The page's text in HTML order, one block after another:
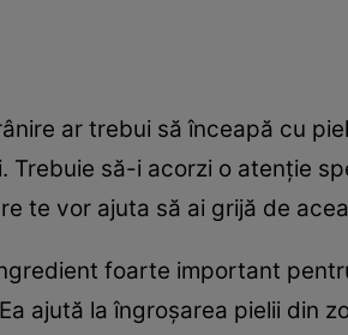
ar trebui să înceapă cu
Trebuie să-i acorzi o atenţie
te vor ajuta să ai grijă de
foarte important
ajută la îngroşarea pielii din